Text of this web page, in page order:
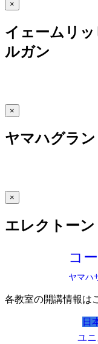
×
イェームリ
ルガン
×
ヤマハグラ
×
エレクトーン
コ
ヤマハ
各教室の開講情報は
日
ユ